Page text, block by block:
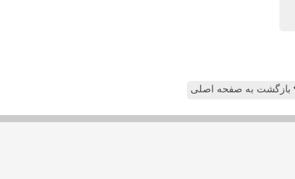
بازگشت به صفحه اصلی